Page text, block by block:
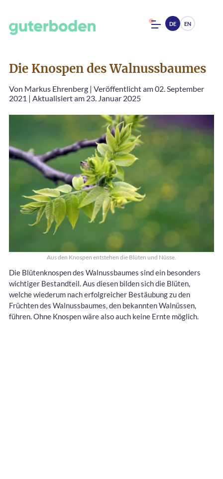
DE EN
Die Knospen des Walnussbaumes
Von Markus Ehrenberg | Veröffentlicht am 02. September
2021 | Aktualisiert am 23. Januar 2025
Aus den Knospen entstehen die Blüten und Nüsse.
Die Blütenknospen des Walnussbaumes sind ein besonders
wichtiger Bestandteil. Aus diesen bilden sich die Blüten,
welche wiederum nach erfolgreicher Bestäubung zu den
Früchten des Walnussbaumes, den bekannten Walnüssen,
führen. Ohne Knospen wäre also auch keine Ernte möglich.